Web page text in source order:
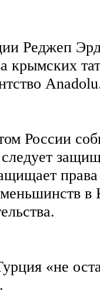
Реджеп
крымских
России
права
«не